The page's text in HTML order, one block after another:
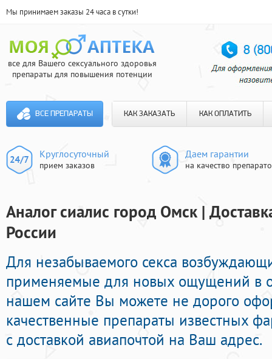
Мы принимаем заказы 24 часа в сутки!
все для Вашего сексуального здоровья
препараты для повышения потенции
ВСЕ ПРЕПАРАТЫ КАК ЗАКАЗАТЬ КАК ОПЛАТИТЬ
Круглосуточный
прием заказов
Даем гарантии
на качество
Аналог сиалис город Омск |
России
Для незабываемого секса
применяемые для новых ощущений в
нашем сайте Вы можете не дорого
качественные препараты известных
с доставкой авиапочтой на Ваш адрес.